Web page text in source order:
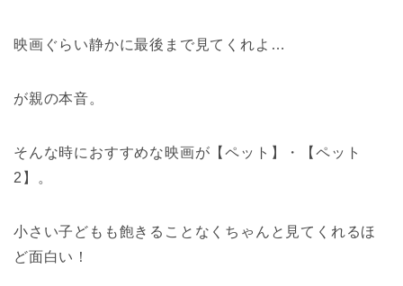
映画ぐらい静かに最後まで見てくれよ…
が親の本音。
そんな時におすすめな映画が【ペット】・【ペット
2】。
小さい子どもも飽きることなくちゃんと見てくれるほ
ど面白い！